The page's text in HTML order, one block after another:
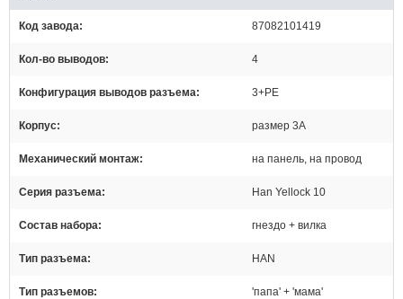
Код завода 87082101419
Кол-во выводов 4
Конфигурация выводов разъема 3+PE
Корпус размер 3А
Механический монтаж на панель, на провод
Серия разъема Han Yellock 10
Состав набора гнездо + вилка
Тип разъема HAN
Тип разъемов 'папа' + 'мама'